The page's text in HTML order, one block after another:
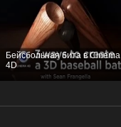
Бейсбольная бита в Cinema
4D